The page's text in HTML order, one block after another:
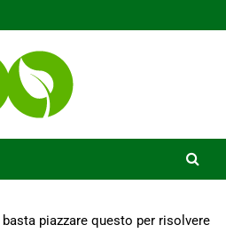
piazzare questo per risolvere